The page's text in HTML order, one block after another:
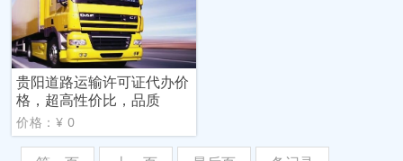
贵阳道路运输许可证代办价
格，超高性价比，品质
价格：¥ 0